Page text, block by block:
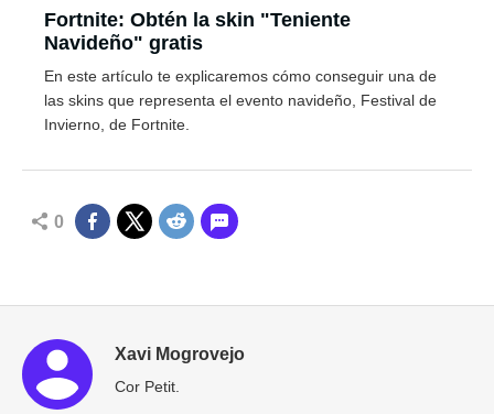
Fortnite: Obtén la skin "Teniente
Navideño" gratis
En este artículo te explicaremos cómo conseguir una de
las skins que representa el evento navideño, Festival de
Invierno, de Fortnite.
0
Xavi Mogrovejo
Cor Petit.